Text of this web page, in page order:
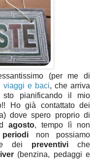
(per me di
viaggi e baci, che arriva
pianificando il mio
Ho già contattato dei
dove spero proprio di
agosto, tempo lì non
periodi non possiamo
dei preventivi che
(benzina, pedaggi e